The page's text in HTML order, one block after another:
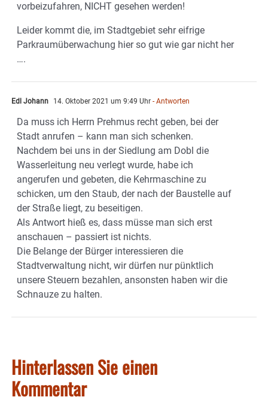
vorbeizufahren, NICHT gesehen werden!
Leider kommt die, im Stadtgebiet sehr eifrige
Parkraumüberwachung hier so gut wie gar nicht her
….
Edl Johann 14. Oktober 2021 um 9:49 Uhr - Antworten
Da muss ich Herrn Prehmus recht geben, bei der
Stadt anrufen – kann man sich schenken.
Nachdem bei uns in der Siedlung am Dobl die
Wasserleitung neu verlegt wurde, habe ich
angerufen und gebeten, die Kehrmaschine zu
schicken, um den Staub, der nach der Baustelle auf
der Straße liegt, zu beseitigen.
Als Antwort hieß es, dass müsse man sich erst
anschauen – passiert ist nichts.
Die Belange der Bürger interessieren die
Stadtverwaltung nicht, wir dürfen nur pünktlich
unsere Steuern bezahlen, ansonsten haben wir die
Schnauze zu halten.
Hinterlassen Sie einen
Kommentar